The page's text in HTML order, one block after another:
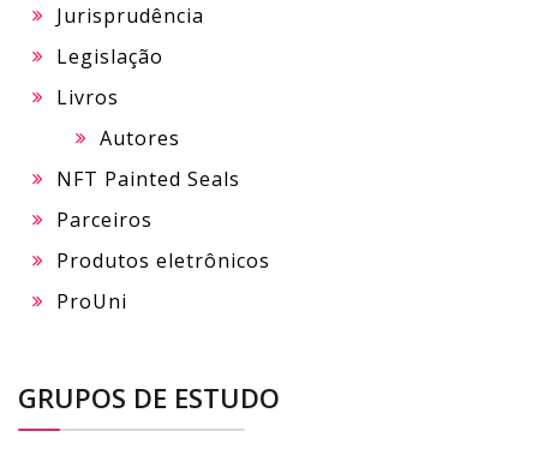
Jurisprudência
Legislação
Livros
Autores
NFT Painted Seals
Parceiros
Produtos eletrônicos
ProUni
GRUPOS DE ESTUDO